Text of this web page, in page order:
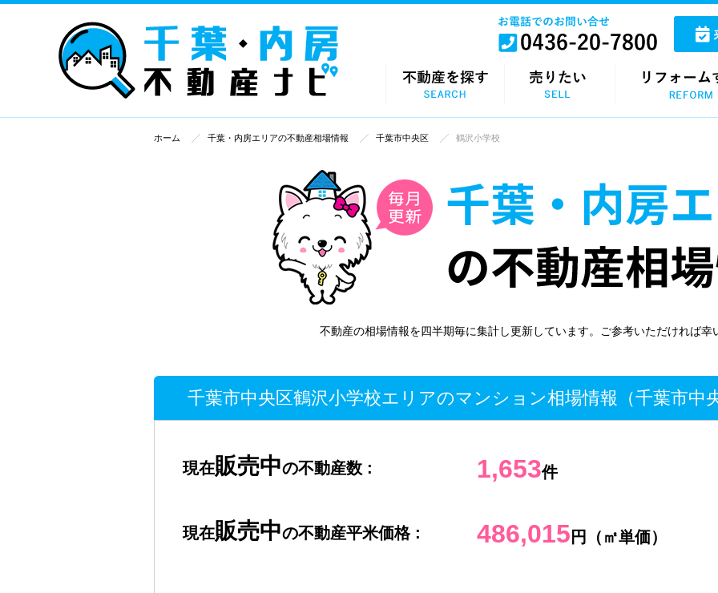
ホーム 千葉・内房エリアの不動産相場情報 千葉市中央区 鶴沢小学校
不動産の相場情報を四半期毎に集計し更新しています。ご参考いただければ幸
千葉市中央区鶴沢小学校エリアのマンション相場情報（千葉市中
現在販売中の不動産数 : 1,653件
現在販売中の不動産平米価格 : 486,015 円（㎡単価）